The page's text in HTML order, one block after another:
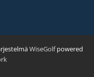
WiseGolfpowered